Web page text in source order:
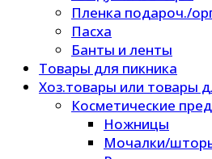
Пленка подароч./
Пасха
Банты и ленты
Товары для пикника
Хоз.товары или товары
Косметические
Ножницы
Мочалки/